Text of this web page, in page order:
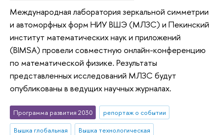
Международная лаборатория зеркальной симметрии
и автоморфных форм НИУ ВШЭ (МЛЗС) и Пекинский
институт математических наук и приложений
(BIMSA) провели совместную онлайн-конференцию
по математической физике. Результаты
представленных исследований МЛЗС будут
опубликованы в ведущих научных журналах.
Программа развития 2030
репортаж о событии
Вышка глобальная
Вышка технологическая